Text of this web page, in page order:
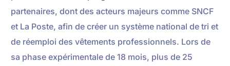
partenaires, dont des acteurs majeurs comme SNCF
et La Poste, afin de créer un système national de tri et
de réemploi des vêtements professionnels. Lors de
sa phase expérimentale de 18 mois, plus de 25